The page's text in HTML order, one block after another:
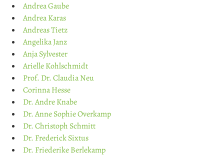
Andrea Gaube
Andrea Karas
Andreas Tietz
Angelika Janz
Anja Sylvester
Arielle Kohlschmidt
Prof. Dr. Claudia Neu
Corinna Hesse
Dr. Andre Knabe
Dr. Anne Sophie Overkamp
Dr. Christoph Schmitt
Dr. Frederick Sixtus
Dr. Friederike Berlekamp